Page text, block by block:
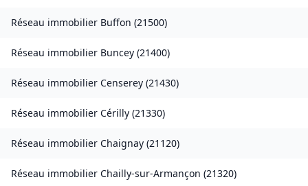
Réseau immobilier Buffon (21500)
Réseau immobilier Buncey (21400)
Réseau immobilier Censerey (21430)
Réseau immobilier Cérilly (21330)
Réseau immobilier Chaignay (21120)
Réseau immobilier Chailly-sur-Armançon (21320)